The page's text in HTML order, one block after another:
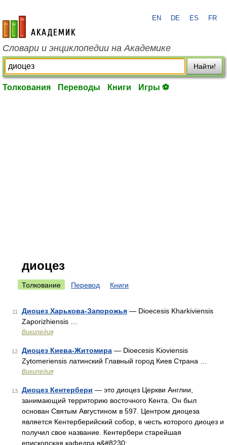
academic.ru
EN DE ES FR
Словари и энциклопедии на Академике
Найти!
Толкования Переводы Книги Игры ⚽
диоцез
Толкование Перевод Книги
11 Диоцез Харькова-Запорожья — Dioecesis Kharkiviensis
Zaporizhiensis …
Википедия
12 Диоцез Киева-Житомира — Dioecesis Kioviensis
Zytomeriensis латинский Главный город Киев Страна …
Википедия
13 Диоцез Кентербери — это диоцез Церкви Англии,
занимающий территорию восточного Кента. Он был
основан Святым Августином в 597. Центром диоцеза
является Кентерберийский собор, в честь которого диоцез и
получил свое название. Кентербери старейшая
епископская кафедра в&#8230; …